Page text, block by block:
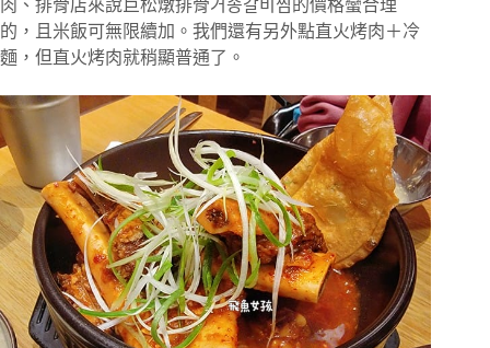
肉、排骨店來說巨松燉排骨거송갈비찜的價格蠻合理
的，且米飯可無限續加。我們還有另外點直火烤肉＋冷
麵，但直火烤肉就稍顯普通了。